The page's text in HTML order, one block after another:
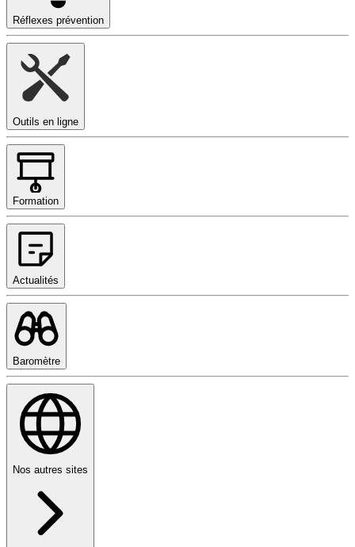
Réflexes prévention
Outils en ligne
Formation
Actualités
Baromètre
Nos autres sites